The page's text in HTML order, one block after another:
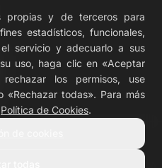
propias y de terceros para
estadísticos, funcionales,
servicio y adecuarlo a sus
uso, haga clic en «Aceptar
los permisos, use
«Rechazar todas». Para más
Política de Cookies.